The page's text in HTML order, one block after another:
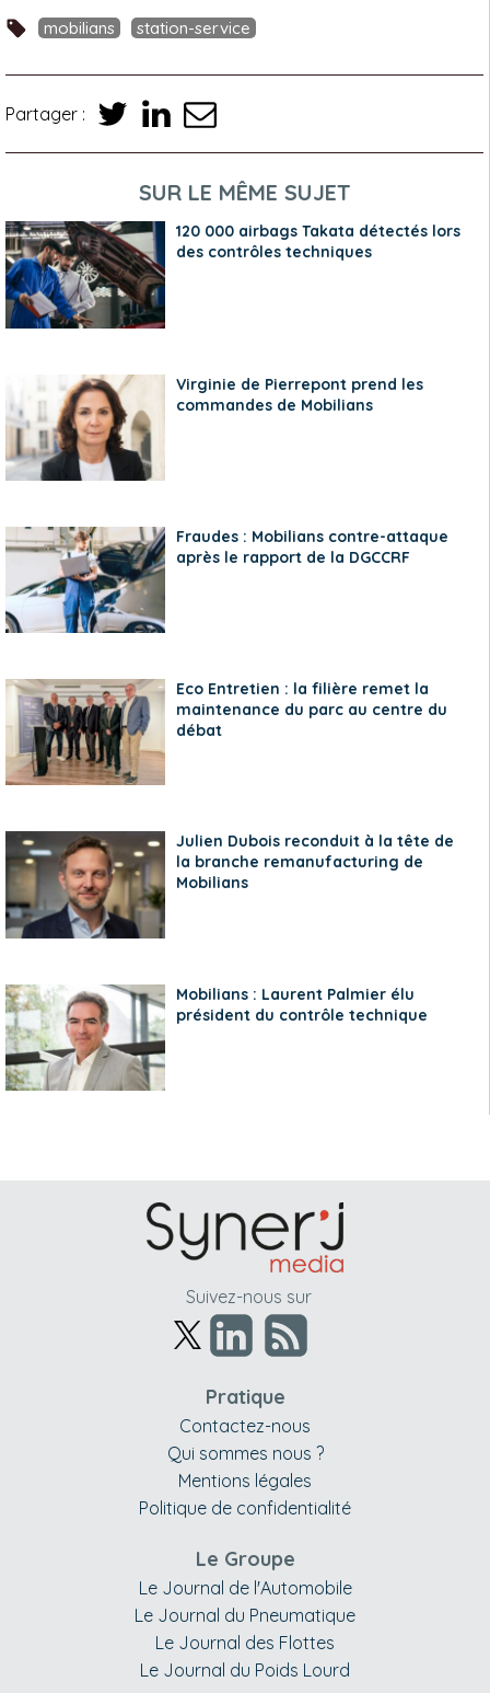
mobilians station-service
Partager :
SUR LE MÊME SUJET
120 000 airbags Takata détectés lors
des contrôles techniques
Virginie de Pierrepont prend les
commandes de Mobilians
Fraudes : Mobilians contre-attaque
après le rapport de la DGCCRF
Eco Entretien : la filière remet la
maintenance du parc au centre du
débat
Julien Dubois reconduit à la tête de
la branche remanufacturing de
Mobilians
Mobilians : Laurent Palmier élu
président du contrôle technique
Suivez-nous sur
Pratique
Contactez-nous
Qui sommes nous ?
Mentions légales
Politique de confidentialité
Le Groupe
Le Journal de l'Automobile
Le Journal du Pneumatique
Le Journal des Flottes
Le Journal du Poids Lourd